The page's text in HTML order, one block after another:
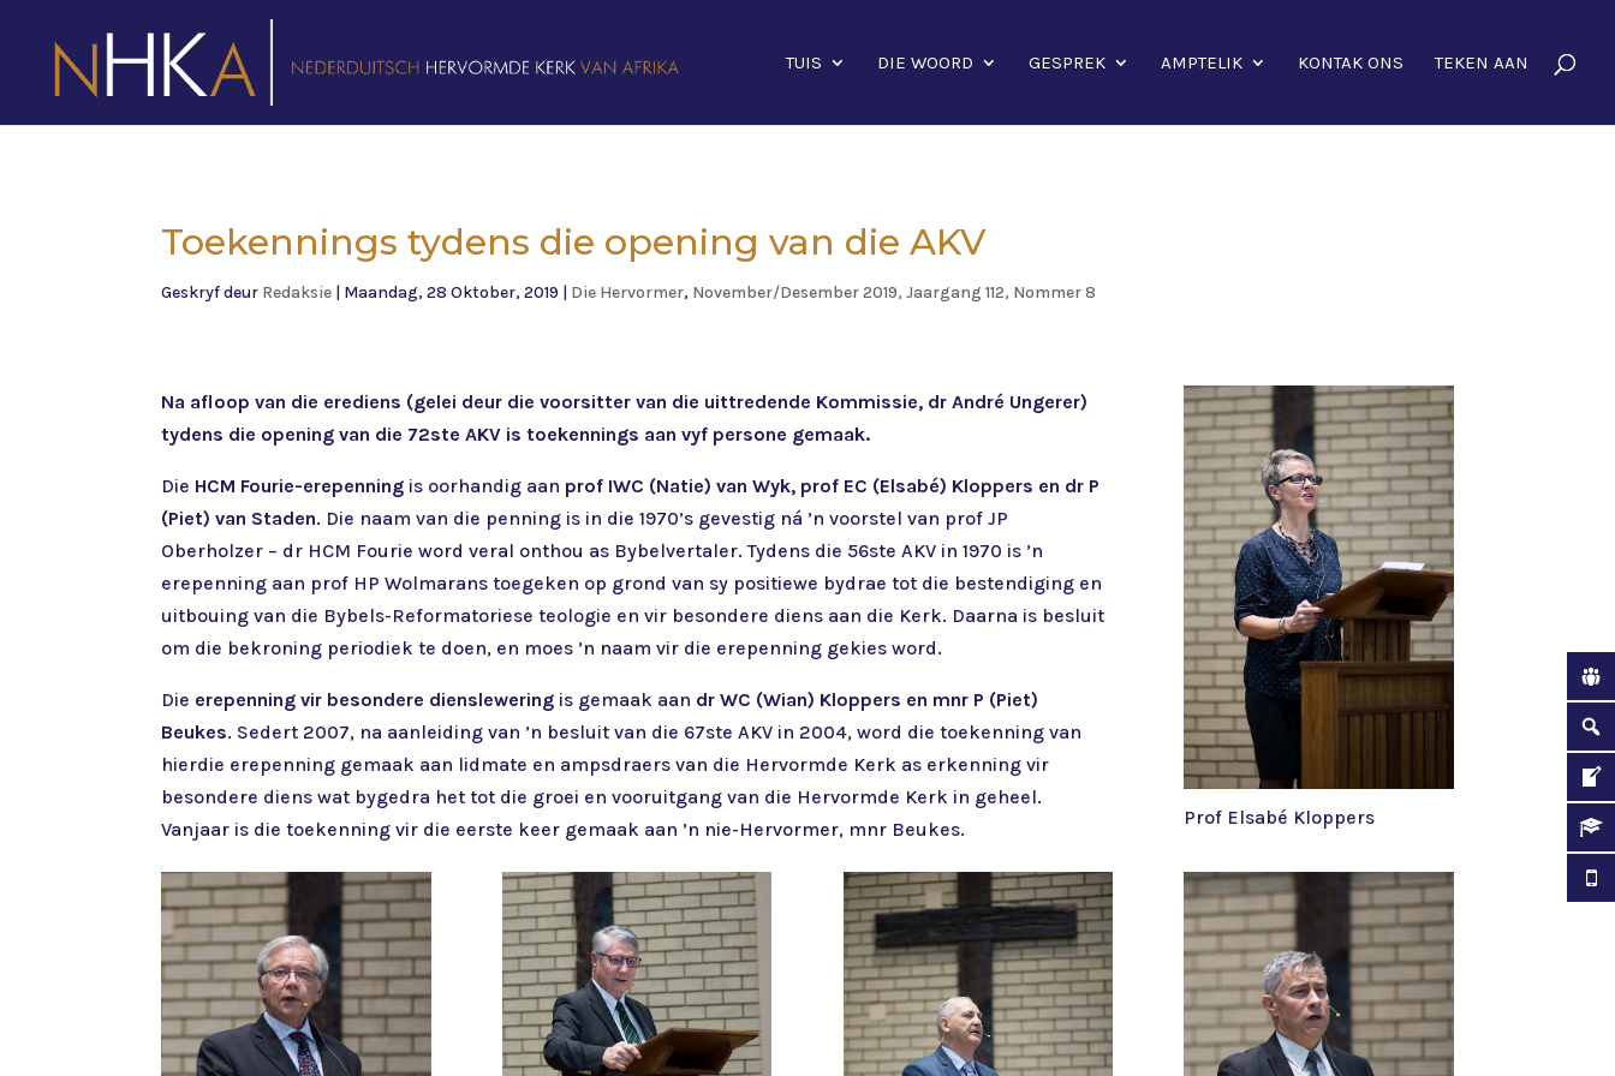
TUIS DIE WOORD GESPREK AMPTELIK KONTAK ONS TEKEN AAN
Toekennings tydens die opening van die AKV
Geskryf deur Redaksie | Maandag, 28 Oktober, 2019 | Die Hervormer, November/Desember 2019, Jaargang 112, Nommer 8
Na afloop van die erediens (gelei deur die voorsitter van die uittredende Kommissie, dr André Ungerer)
tydens die opening van die 72ste AKV is toekennings aan vyf persone gemaak.
Die HCM Fourie-erepenning is oorhandig aan prof IWC (Natie) van Wyk, prof EC (Elsabé) Kloppers en dr P
(Piet) van Staden. Die naam van die penning is in die 1970’s gevestig ná ’n voorstel van prof JP
Oberholzer – dr HCM Fourie word veral onthou as Bybelvertaler. Tydens die 56ste AKV in 1970 is ’n
erepenning aan prof HP Wolmarans toegeken op grond van sy positiewe bydrae tot die bestendiging en
uitbouing van die Bybels-Reformatoriese teologie en vir besondere diens aan die Kerk. Daarna is besluit
om die bekroning periodiek te doen, en moes ’n naam vir die erepenning gekies word.
Die erepenning vir besondere dienslewering is gemaak aan dr WC (Wian) Kloppers en mnr P (Piet)
Beukes. Sedert 2007, na aanleiding van ’n besluit van die 67ste AKV in 2004, word die toekenning van
hierdie erepenning gemaak aan lidmate en ampsdraers van die Hervormde Kerk as erkenning vir
besondere diens wat bygedra het tot die groei en vooruitgang van die Hervormde Kerk in geheel.
Vanjaar is die toekenning vir die eerste keer gemaak aan ’n nie-Hervormer, mnr Beukes.
Prof Elsabé Kloppers